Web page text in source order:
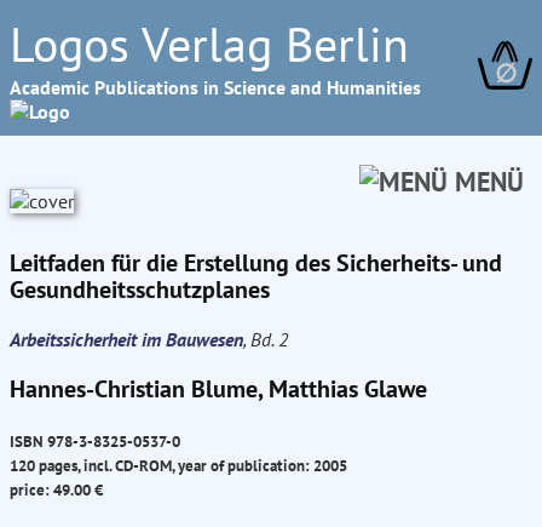
Logos Verlag Berlin
Academic Publications in Science and Humanities ∅
MENÜ
Leitfaden für die Erstellung des Sicherheits- und
Gesundheitsschutzplanes
Arbeitssicherheit im Bauwesen, Bd. 2
Hannes-Christian Blume, Matthias Glawe
ISBN 978-3-8325-0537-0
120 pages, incl. CD-ROM, year of publication: 2005
price: 49.00 €